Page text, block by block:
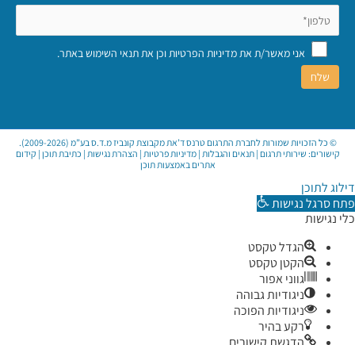
אני מאשר/ת אתמדיניות הפרטיותוכן אתתנאי השימוש באתר.
© כל הזכויות שמורות לחברת התרגום טרנס ד’את מקבוצת קונביז מ.ד.ס בע”מ (2009-2026).
קישורים: שירותי תרגום |תנאים והגבלות |מדיניות פרטיות | הצהרת נגישות | כתיבת תוכן | קידום
אתרים באמצעות תוכן
דילוג לתוכן
פתח סרגל נגישות
כלי נגישות
הגדל טקסט
הקטן טקסט
גווני אפור
ניגודיות גבוהה
ניגודיות הפוכה
רקע בהיר